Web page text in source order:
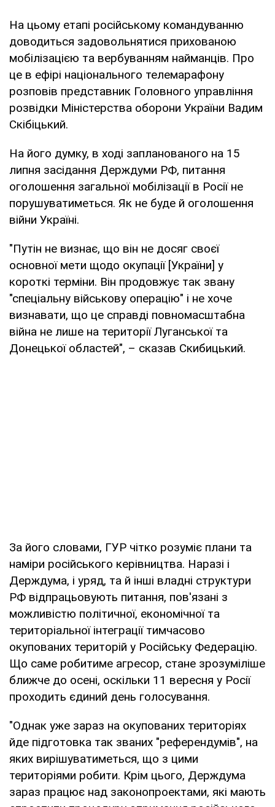
На цьому етапі російському командуванню
доводиться задовольнятися прихованою
мобілізацією та вербуванням найманців. Про
це в ефірі національного телемарафону
розповів представник Головного управління
розвідки Міністерства оборони України Вадим
Скібіцький.
На його думку, в ході запланованого на 15
липня засідання Держдуми РФ, питання
оголошення загальної мобілізації в Росії не
порушуватиметься. Як не буде й оголошення
війни Україні.
"Путін не визнає, що він не досяг своєї
основної мети щодо окупації [України] у
короткі терміни. Він продовжує так звану
"спеціальну військову операцію" і не хоче
визнавати, що це справді повномасштабна
війна не лише на території Луганської та
Донецької областей", – сказав Скибицький.
За його словами, ГУР чітко розуміє плани та
наміри російського керівництва. Наразі і
Держдума, і уряд, та й інші владні структури
РФ відпрацьовують питання, пов'язані з
можливістю політичної, економічної та
територіальної інтеграції тимчасово
окупованих територій у Російську Федерацію.
Що саме робитиме агресор, стане зрозуміліше
ближче до осені, оскільки 11 вересня у Росії
проходить єдиний день голосування.
"Однак уже зараз на окупованих територіях
йде підготовка так званих "референдумів", на
яких вирішуватиметься, що з цими
територіями робити. Крім цього, Держдума
зараз працює над законопроектами, які мають